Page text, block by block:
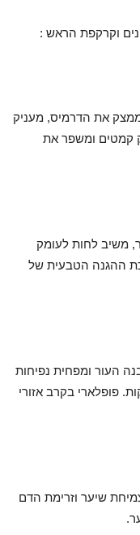
וקרקפת הראש :
ממצק את הדרמיס, מעניק
קמטים ומשפר את
משיב לחות לעומק
ההגנה הטבעית של
העור ומפחית נפיחות
פופלארי בקרב אזורי
שיער וזרימת הדם